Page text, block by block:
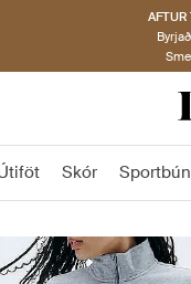
AFTUR
Skór